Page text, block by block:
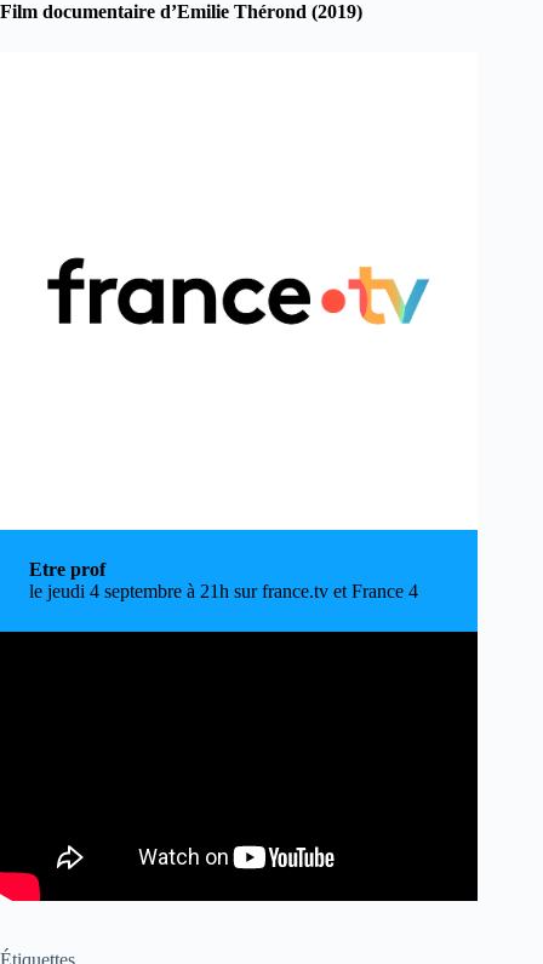
Film documentaire d’Emilie Thérond (2019)
Etre prof
le jeudi 4 septembre à 21h sur france.tv et France 4
Étiquettes